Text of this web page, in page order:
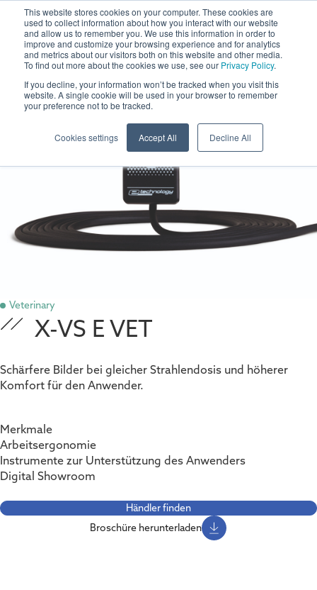
This website stores cookies on your computer. These cookies are
used to collect information about how you interact with our website
and allow us to remember you. We use this information in order to
improve and customize your browsing experience and for analytics
and metrics about our visitors both on this website and other media.
To find out more about the cookies we use, see our Privacy Policy.
If you decline, your information won’t be tracked when you visit this
website. A single cookie will be used in your browser to remember
your preference not to be tracked.
Cookies settings Accept All Decline All
Veterinary
X-VS E VET
Schärfere Bilder bei gleicher Strahlendosis und höherer
Komfort für den Anwender.
Merkmale
Arbeitsergonomie
Instrumente zur Unterstützung des Anwenders
Digital Showroom
Händler finden
Broschüre herunterladen